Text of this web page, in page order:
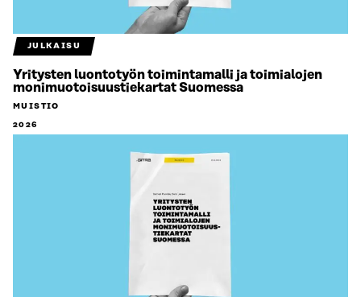
JULKAISU
Yritysten luontotyön toimintamalli ja toimialojen
monimuotoisuustiekartat Suomessa
MUISTIO
2026